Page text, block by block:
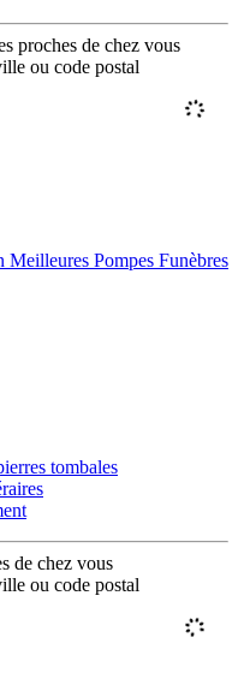
proches de chez vous
ou code postal
Pompes Funèbres
tombales
de chez vous
ou code postal